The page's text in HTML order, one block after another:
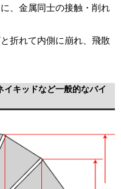
、金属同士の接触・削れ
折れて内側に崩れ、飛散
キッドなど一般的なバイ